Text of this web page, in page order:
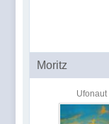
Moritz
Ufonaut